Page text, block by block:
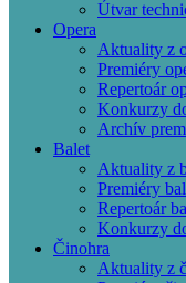
Útvar
Opera
Aktuality z
Premiéry
Repertoár
Konkurzy
Archív
Balet
Aktuality z
Premiéry
Repertoár
Konkurzy
Činohra
Aktuality z